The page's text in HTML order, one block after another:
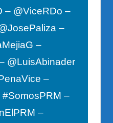
– @ViceRDo –
–
–
@LuisAbinader
–
#SomosPRM –
–